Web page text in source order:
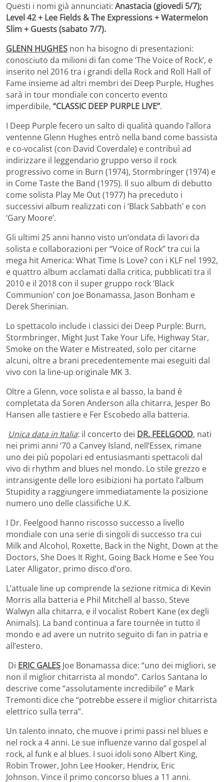
Questi i nomi già annunciati: Anastacia (giovedi 5/7);
Level 42 + Lee Fields & The Expressions + Watermelon
Slim + Guests (sabato 7/7).
GLENN HUGHES non ha bisogno di presentazioni:
conosciuto da milioni di fan come ‘The Voice of Rock’, e
inserito nel 2016 tra i grandi della Rock and Roll Hall of
Fame insieme ad altri membri dei Deep Purple, Hughes
sarà in tour mondiale con concerto evento
imperdibile, “CLASSIC DEEP PURPLE LIVE”.
I Deep Purple fecero un salto di qualità quando l’allora
ventenne Glenn Hughes entrò nella band come bassista
e co-vocalist (con David Coverdale) e contribuì ad
indirizzare il leggendario gruppo verso il rock
progressivo come in Burn (1974), Stormbringer (1974) e
in Come Taste the Band (1975). Il suo album di debutto
come solista Play Me Out (1977) ha preceduto i
successivi album realizzati con i ‘Black Sabbath’ e con
‘Gary Moore’.
Gli ultimi 25 anni hanno visto un’ondata di lavori da
solista e collaborazioni per “Voice of Rock” tra cui la
mega hit America: What Time Is Love? con i KLF nel 1992,
e quattro album acclamati dalla critica, pubblicati tra il
2010 e il 2018 con il super gruppo rock ‘Black
Communion’ con Joe Bonamassa, Jason Bonham e
Derek Sherinian.
Lo spettacolo include i classici dei Deep Purple: Burn,
Stormbringer, Might Just Take Your Life, Highway Star,
Smoke on the Water e Mistreated, solo per citarne
alcuni, oltre a brani precedentemente mai eseguiti dal
vivo con la line-up originale MK 3.
Oltre a Glenn, voce solista e al basso, la band è
completata da Soren Anderson alla chitarra, Jesper Bo
Hansen alle tastiere e Fer Escobedo alla batteria.
Unica data in Italia: il concerto dei DR. FEELGOOD, nati
nei primi anni ‘70 a Canvey Island, nell’Essex, rimane
uno dei più popolari ed entusiasmanti spettacoli dal
vivo di rhythm and blues nel mondo. Lo stile grezzo e
intransigente delle loro esibizioni ha portato l’album
Stupidity a raggiungere immediatamente la posizione
numero uno delle classifiche U.K.
I Dr. Feelgood hanno riscosso successo a livello
mondiale con una serie di singoli di successo tra cui
Milk and Alcohol, Roxette, Back in the Night, Down at the
Doctors, She Does It Right, Going Back Home e See You
Later Alligator, primo disco d’oro.
L’attuale line up comprende la sezione ritmica di Kevin
Morris alla batteria e Phil Mitchell al basso, Steve
Walwyn alla chitarra, e il vocalist Robert Kane (ex degli
Animals). La band continua a fare tournée in tutto il
mondo e ad avere un nutrito seguito di fan in patria e
all’estero.
Di ERIC GALES Joe Bonamassa dice: “uno dei migliori, se
non il miglior chitarrista al mondo”. Carlos Santana lo
descrive come “assolutamente incredibile” e Mark
Tremonti dice che “potrebbe essere il miglior chitarrista
elettrico sulla terra”.
Un talento innato, che muove i primi passi nel blues e
nel rock a 4 anni. Le sue influenze vanno dal gospel al
rock, al funk e al blues. I suoi idoli sono Albert King,
Robin Trower, John Lee Hooker, Hendrix, Eric
Johnson. Vince il primo concorso blues a 11 anni.